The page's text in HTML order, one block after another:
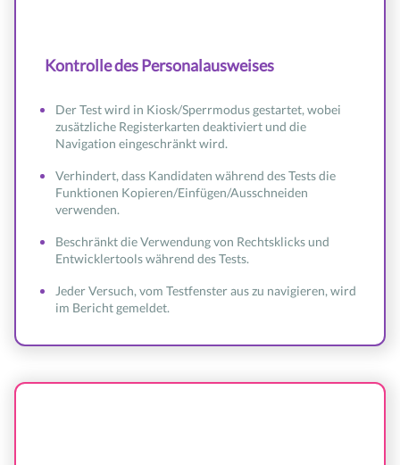
Kontrolle des Personalausweises
Der Test wird in Kiosk/Sperrmodus gestartet, wobei
zusätzliche Registerkarten deaktiviert und die
Navigation eingeschränkt wird.
Verhindert, dass Kandidaten während des Tests die
Funktionen Kopieren/Einfügen/Ausschneiden
verwenden.
Beschränkt die Verwendung von Rechtsklicks und
Entwicklertools während des Tests.
Jeder Versuch, vom Testfenster aus zu navigieren, wird
im Bericht gemeldet.